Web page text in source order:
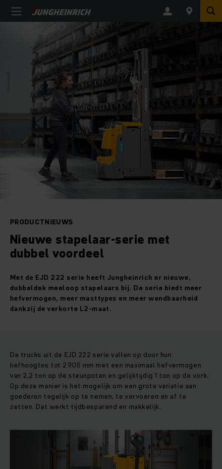
PRODUCTNIEUWS
Nieuwe stapelaar-serie met
dubbel voordeel
Met de EJD 222 serie heeft Jungheinrich er nieuwe,
dubbeldek meeloop stapelaars bij. De serie biedt meer
hefvermogen, meer masttypes en meer wendbaarheid
dankzij de verkorte L2-maat.
De trucks uit de EJD 222 serie vallen op door hun
hefhoogtes tot 2.905 mm met een maximaal hefvermogen
van 2,2 ton op de steunpoten en gelijktijdig 1 ton op de vork.
Op deze manier is het mogelijk om een grote variatie aan
goederen tegelijk op te nemen, te vervoeren en af te
zetten. Dat werkt tijdbesparend en makkelijk.